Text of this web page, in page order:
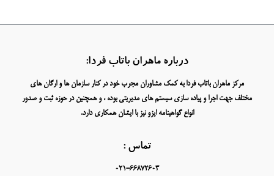
درباره ماهران باتاب فردا:
مرکز ماهران باتاب فردا به کمک مشاوران مجرب خود در کنار سازمان ها و ارگان های
مختلف جهت اجرا و پیاده سازی سیستم های مدیریتی بوده ، و همچنین در حوزه ثبت و صدور
انواع گواهینامه ایزو نیز با ایشان همکاری دارد.
تماس :
021-66872603